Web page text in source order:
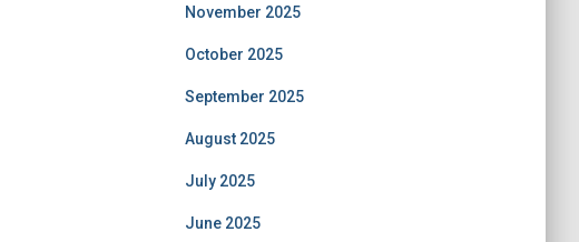
November 2025
October 2025
September 2025
August 2025
July 2025
June 2025